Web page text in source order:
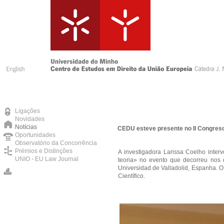
Ligações
Novidades
Notícias
Oportunidades
Observatório da Concorrência
Prémios e Distinções
UNIO - EU Law Journal
CEDU esteve presente no II
A investigadora Larissa Coelho
teoria» no evento que decorreu
Universidad de Valladolid, Espanha.
Científico.